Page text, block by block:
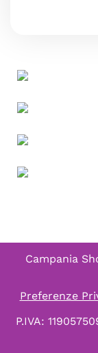
Campania
Preferenze
P.IVA: